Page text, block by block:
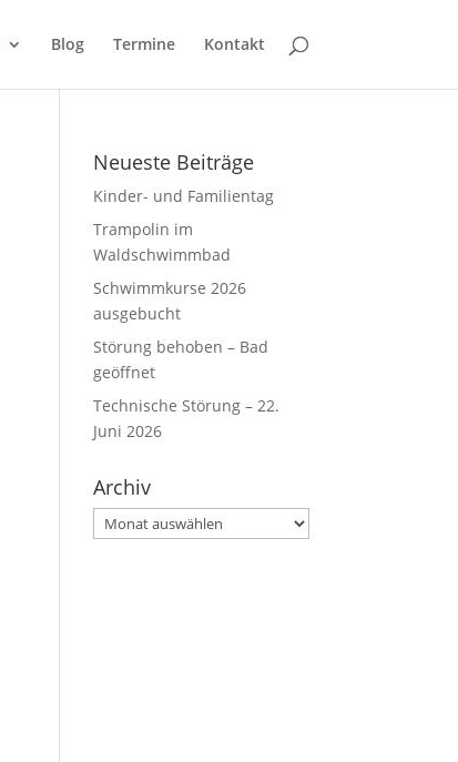
Blog Termine Kontakt
Neueste Beiträge
Kinder- und Familientag
Trampolin im
Waldschwimmbad
Schwimmkurse 2026
ausgebucht
Störung behoben – Bad
geöffnet
Technische Störung – 22.
Juni 2026
Archiv
Archiv